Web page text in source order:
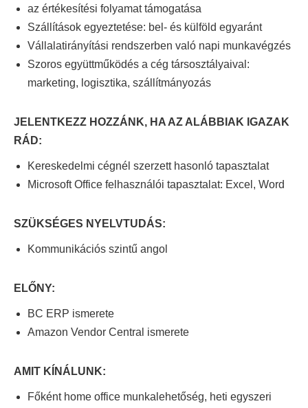
az értékesítési folyamat támogatása
Szállítások egyeztetése: bel- és külföld egyaránt
Vállalatirányítási rendszerben való napi munkavégzés
Szoros együttműködés a cég társosztályaival:
marketing, logisztika, szállítmányozás
JELENTKEZZ HOZZÁNK, HA AZ ALÁBBIAK IGAZAK
RÁD:
Kereskedelmi cégnél szerzett hasonló tapasztalat
Microsoft Office felhasználói tapasztalat: Excel, Word
SZÜKSÉGES NYELVTUDÁS:
Kommunikációs szintű angol
ELŐNY:
BC ERP ismerete
Amazon Vendor Central ismerete
AMIT KÍNÁLUNK:
Főként home office munkalehetőség, heti egyszeri